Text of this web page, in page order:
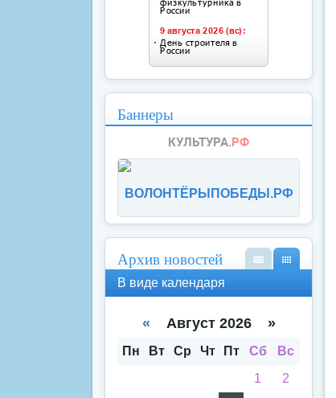
Баннеры
ВОЛОНТЁРЫПОБЕДЫ.РФ
Архив новостей
кал
аря
спи
В виде календаря
« Август 2026 »
Пн Вт Ср Чт Пт Сб
Вс
1
2